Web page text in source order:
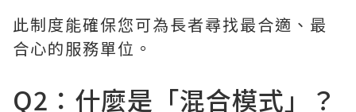
此制度能確保您可為長者尋找最合適、最
合心的服務單位。
Q2：什麼是「混合模式」？